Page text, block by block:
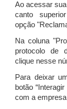
Ao acessar
canto
opção
Na coluna
protocolo de
clique nesse
Para deixar
botão
com a